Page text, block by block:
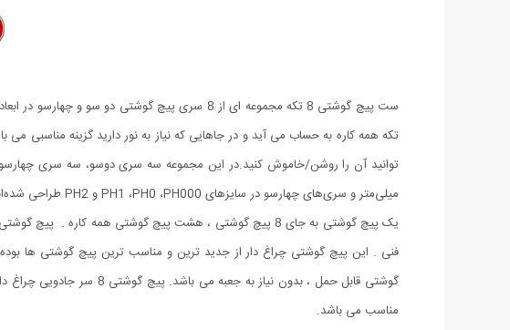
میلی‌متر و سری‌های چهارسو در سایزهای PH1 ،PH0 ،PH000 و PH2 طراحی شده‌اند. این سری‌های پیچ‌گوشتی تاشو هستند و حمل آن‌ها فضای زیادی اشغال نمی‌کند.
گوشتی قابل حمل ، بدون
مناسب می باشد.